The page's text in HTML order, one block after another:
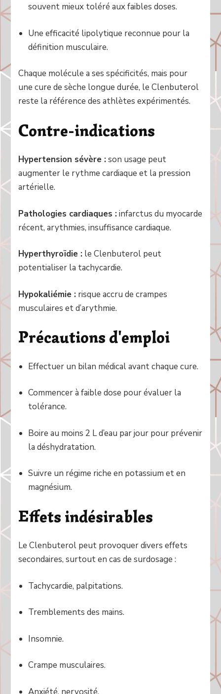
souvent mieux toléré aux faibles doses.
Une efficacité lipolytique reconnue pour la
définition musculaire.
Chaque molécule a ses spécificités, mais pour
une cure de sèche longue durée, le Clenbuterol
reste la référence des athlètes expérimentés.
Contre-indications
Hypertension sévère :son usage peut
augmenter le rythme cardiaque et la pression
artérielle.
Pathologies cardiaques :infarctus du myocarde
récent, arythmies, insuffisance cardiaque.
Hyperthyroïdie : le Clenbuterol peut
potentialiser la tachycardie.
Hypokaliémie : risque accru de crampes
musculaires et d’arythmie.
Précautions d'emploi
Effectuer un bilan médical avant chaque cure.
Commencer à faible dose pour évaluer la
tolérance.
Boire au moins 2 L d’eau par jour pour prévenir
la déshydratation.
Suivre un régime riche en potassium et en
magnésium.
Effets indésirables
Le Clenbuterol peut provoquer divers effets
secondaires, surtout en cas de surdosage :
Tachycardie, palpitations.
Tremblements des mains.
Insomnie.
Crampe musculaires.